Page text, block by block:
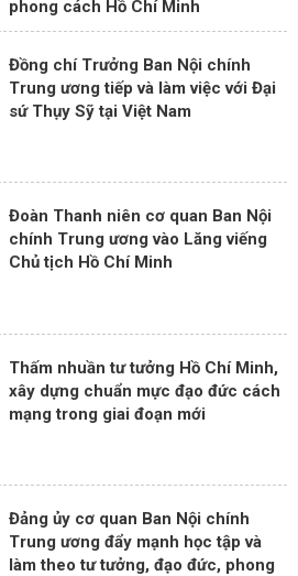
phong cách Hồ Chí Minh
Đồng chí Trưởng Ban Nội chính
Trung ương tiếp và làm việc với Đại
sứ Thụy Sỹ tại Việt Nam
Đoàn Thanh niên cơ quan Ban Nội
chính Trung ương vào Lăng viếng
Chủ tịch Hồ Chí Minh
Thấm nhuần tư tưởng Hồ Chí Minh,
xây dựng chuẩn mực đạo đức cách
mạng trong giai đoạn mới
Đảng ủy cơ quan Ban Nội chính
Trung ương đẩy mạnh học tập và
làm theo tư tưởng, đạo đức, phong